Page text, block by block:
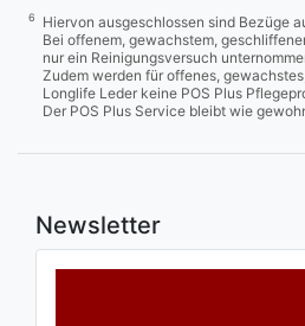
6
Hiervon ausgeschlossen sind Bezüge
Bei offenem, gewachstem,
nur ein Reinigungsversuch
Zudem werden für offenes,
Longlife Leder keine POS Plus
Der POS Plus Service bleibt wie
Newsletter